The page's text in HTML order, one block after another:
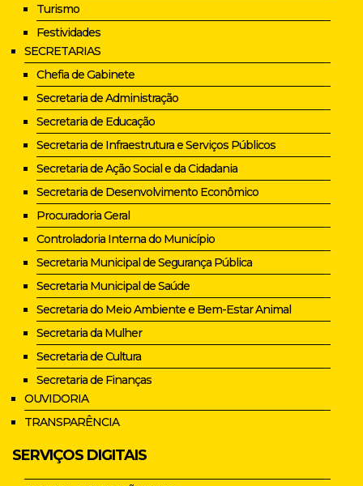
Turismo
Festividades
SECRETARIAS
Chefia de Gabinete
Secretaria de Administração
Secretaria de Educação
Secretaria de Infraestrutura e Serviços Públicos
Secretaria de Ação Social e da Cidadania
Secretaria de Desenvolvimento Econômico
Procuradoria Geral
Controladoria Interna do Município
Secretaria Municipal de Segurança Pública
Secretaria Municipal de Saúde
Secretaria do Meio Ambiente e Bem-Estar Animal
Secretaria da Mulher
Secretaria de Cultura
Secretaria de Finanças
OUVIDORIA
TRANSPARÊNCIA
SERVIÇOS DIGITAIS